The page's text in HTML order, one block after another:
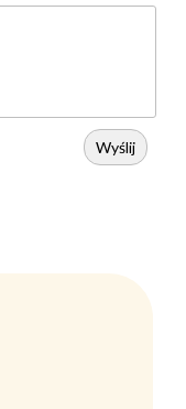
Wyślij